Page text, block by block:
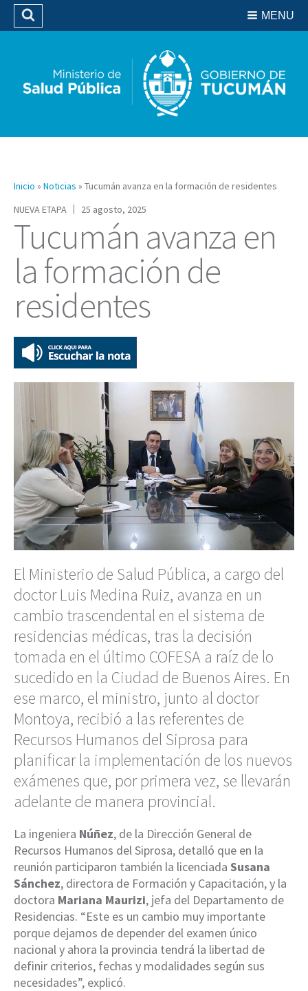
Biblioteca
MENU
Buscar
Inicio » Noticias » Tucumán avanza en la formación de residentes
NUEVA ETAPA
25 agosto, 2025
Tucumán avanza en
la formación de
residentes
El Ministerio de Salud Pública, a cargo del
doctor Luis Medina Ruiz, avanza en un
cambio trascendental en el sistema de
residencias médicas, tras la decisión
tomada en el último COFESA a raíz de lo
sucedido en la Ciudad de Buenos Aires. En
ese marco, el ministro, junto al doctor
Montoya, recibió a las referentes de
Recursos Humanos del Siprosa para
planificar la implementación de los nuevos
exámenes que, por primera vez, se llevarán
adelante de manera provincial.
La ingeniera Núñez, de la Dirección General de
Recursos Humanos del Siprosa, detalló que en la
reunión participaron también la licenciada Susana
Sánchez, directora de Formación y Capacitación, y la
doctora Mariana Maurizi, jefa del Departamento de
Residencias. “Este es un cambio muy importante
porque dejamos de depender del examen único
nacional y ahora la provincia tendrá la libertad de
definir criterios, fechas y modalidades según sus
necesidades”, explicó.